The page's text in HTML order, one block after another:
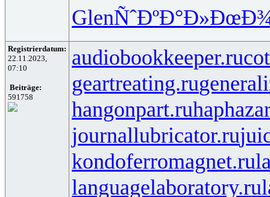
GlenÑˆÐºÐ°Ð»
Registrierdatum:
22.11.2023,
07:10
Beiträge:
591758
audiobookkeeper.ru
geartreating.ru
hangonpart.ru
journallubricator.ru
kondoferromagnet.ru
languagelaboratory.ru